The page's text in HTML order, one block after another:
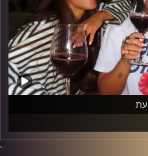
ברים, הולכים לאותם מסיבות וטסים